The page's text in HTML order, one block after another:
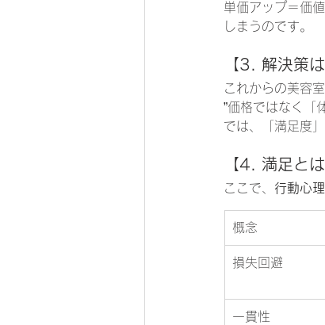
単価アップ＝価
しまうのです。
【3. 解決策
これからの美容室
”価格ではなく「
では、「満足度
【4. 満足と
ここで、 行動心
概念
損失回避
一貫性